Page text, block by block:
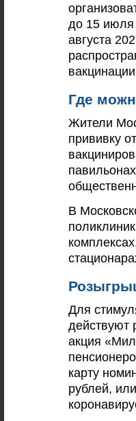
до 15 июля
августа
Где
Жители
прививку
В
Для
действуют
акция
карту
рублей,